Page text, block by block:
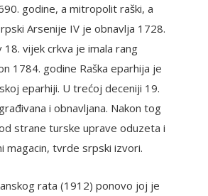
godine, a mitropolit raški, a
Arsenije IV je obnavlja 1728.
18. vijek crkva je imala rang
1784. godine Raška eparhija je
eparhiji. U trećoj deceniji 19.
i obnavljana. Nakon tog
strane turske uprave oduzeta i
magacin, tvrde srpski izvori.
rata (1912) ponovo joj je